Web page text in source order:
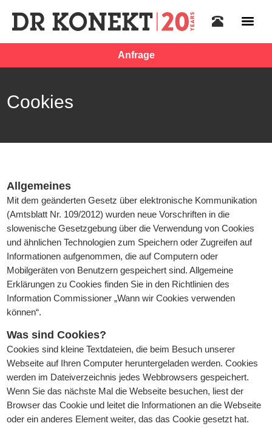
Anfrage
Cookies
Allgemeines
Mit dem geänderten Gesetz über elektronische Kommunikation
(Amtsblatt Nr. 109/2012) wurden neue Vorschriften in die
slowenische Gesetzgebung über die Verwendung von Cookies
und ähnlichen Technologien zum Speichern oder Zugreifen auf
Informationen aufgenommen, die auf Computern oder
Mobilgeräten von Benutzern gespeichert sind. Allgemeine
Erklärungen zu Cookies finden Sie in den Richtlinien des
Information Commissioner „Wann wir Cookies verwenden
können“.
Was sind Cookies?
Cookies sind kleine Textdateien, die beim Besuch unserer
Webseite auf Ihren Computer heruntergeladen werden. Cookies
werden im Dateiverzeichnis jedes Webbrowsers gespeichert.
Wenn Sie das nächste Mal die Webseite besuchen, liest der
Browser das Cookie und leitet die Informationen an die Webseite
oder ein anderes Element weiter, das das Cookie gesetzt hat.